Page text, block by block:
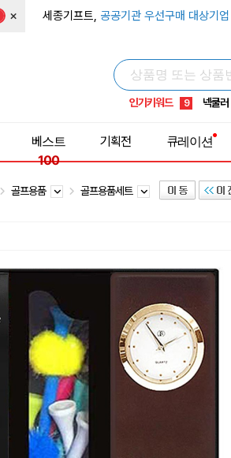
× 세종기프트, 공공기관 우선구매 대상기업
인기키워드
5 키캡
8 쿨토시
9 넥쿨러
1 선풍기
베스트
100
기획전 큐레이션
골프용품 골프용품세트